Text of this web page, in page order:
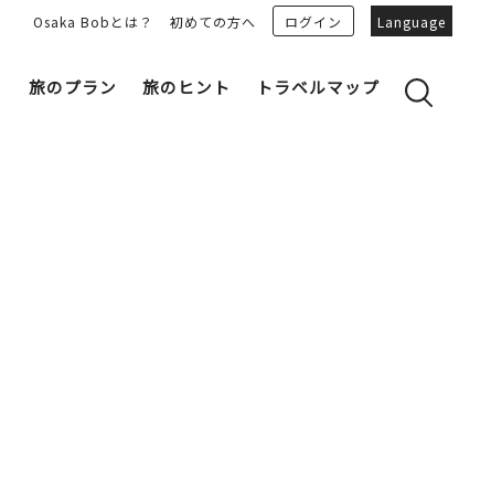
Osaka Bobとは？ 初めての方へ ログイン Language
旅のプラン
旅のヒント
トラベルマップ